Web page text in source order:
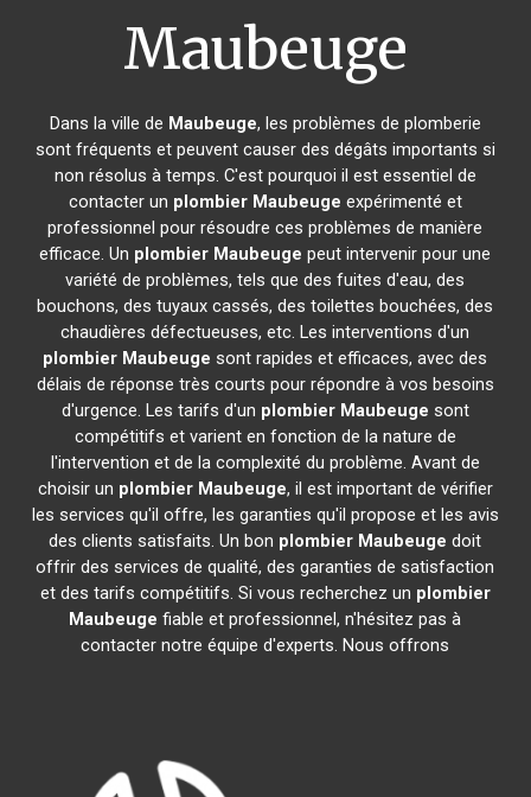
Maubeuge
Dans la ville de Maubeuge, les problèmes de plomberie
sont fréquents et peuvent causer des dégâts importants si
non résolus à temps. C'est pourquoi il est essentiel de
contacter un plombier Maubeuge expérimenté et
professionnel pour résoudre ces problèmes de manière
efficace. Un plombier Maubeuge peut intervenir pour une
variété de problèmes, tels que des fuites d'eau, des
bouchons, des tuyaux cassés, des toilettes bouchées, des
chaudières défectueuses, etc. Les interventions d'un
plombier Maubeuge sont rapides et efficaces, avec des
délais de réponse très courts pour répondre à vos besoins
d'urgence. Les tarifs d'un plombier Maubeuge sont
compétitifs et varient en fonction de la nature de
l'intervention et de la complexité du problème. Avant de
choisir un plombier Maubeuge, il est important de vérifier
les services qu'il offre, les garanties qu'il propose et les avis
des clients satisfaits. Un bon plombier Maubeuge doit
offrir des services de qualité, des garanties de satisfaction
et des tarifs compétitifs. Si vous recherchez un plombier
Maubeuge fiable et professionnel, n'hésitez pas à
contacter notre équipe d'experts. Nous offrons